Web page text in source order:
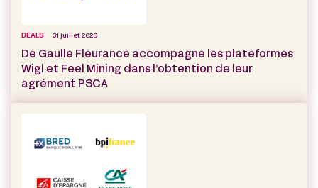
DEALS 31 juillet 2026
De Gaulle Fleurance accompagne les plateformes
Wigl et Feel Mining dans l’obtention de leur
agrément PSCA